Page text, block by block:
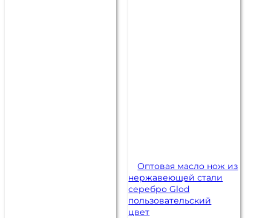
Оптовая масло нож из
нержавеющей стали
серебро Glod
пользовательский
цвет